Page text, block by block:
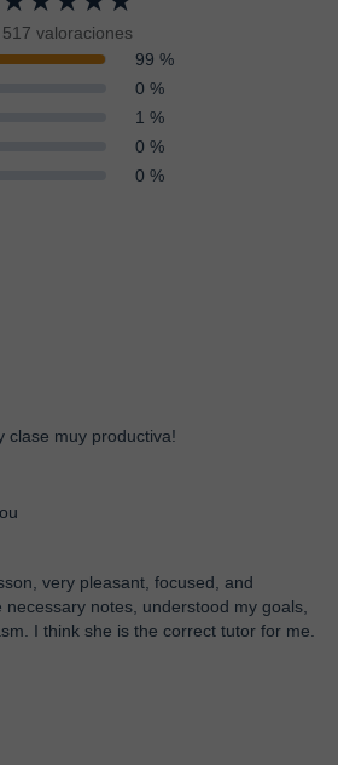
517 valoraciones
99 %
0 %
1 %
0 %
0 %
clase muy productiva!
very pleasant, focused, and
notes, understood my goals,
I think she is the correct tutor for me.